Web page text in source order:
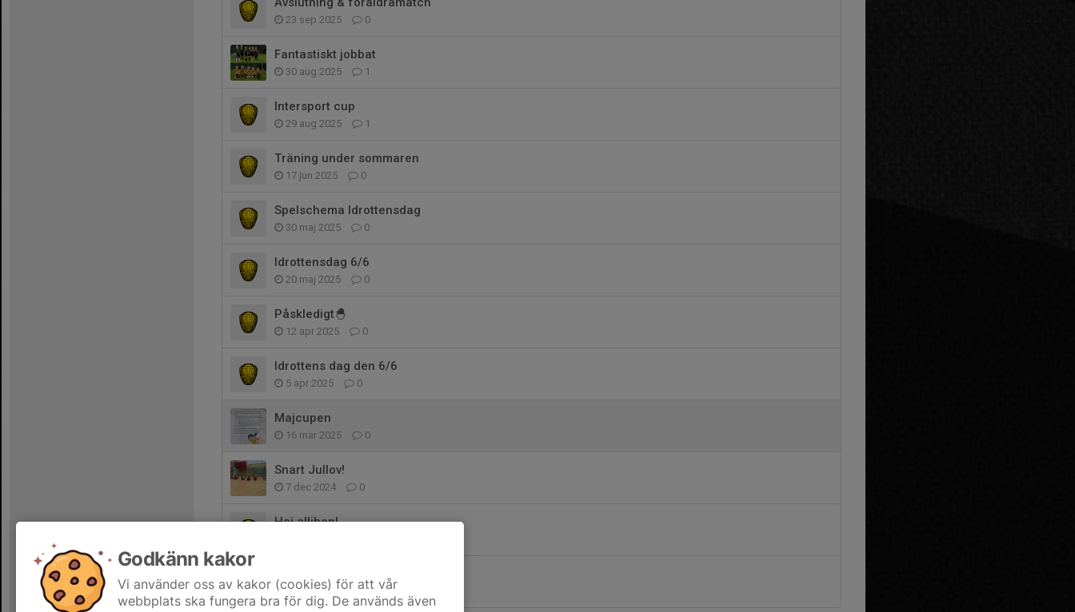
23 sep 2025 0
Fantastiskt jobbat
30 aug 2025 1
Intersport cup
29 aug 2025 1
Träning under sommaren
17 jun 2025 0
Spelschema Idrottensdag
30 maj 2025 0
Idrottensdag 6/6
20 maj 2025 0
Påskledigt🐣
12 apr 2025 0
Idrottens dag den 6/6
5 apr 2025 0
Majcupen
16 mar 2025 0
Snart Jullov!
7 dec 2024 0
Hej allihop!
21 okt 2024 0
Godkänn kakor
Vi använder oss av kakor (cookies) för att vår
webbplats ska fungera bra för dig. De används även